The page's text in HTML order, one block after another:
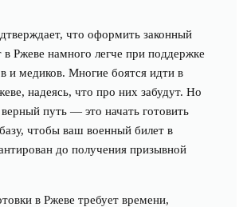
что оформить законный
в Ржеве намного легче при поддержке
и медиков. Многие боятся идти в
надеясь, что про них забудут. Но
путь — это начать готовить
чтобы ваш военный билет в
до получения призывной
в Ржеве требует времени,